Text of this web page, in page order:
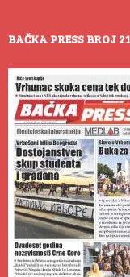
BAČKA PRESS BROJ